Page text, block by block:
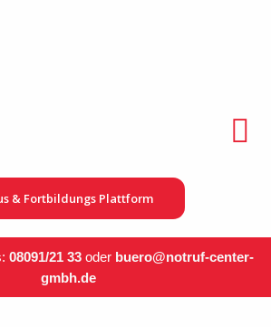
& Fortbildungs Plattform
08091/21 33 oder buero@notruf-center-
gmbh.de